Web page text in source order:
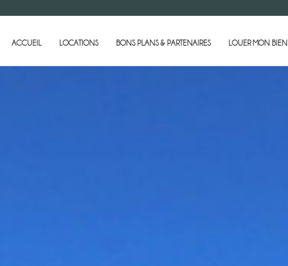
ACCUEIL LOCATIONS BONS PLANS & PARTENAIRES LOUER MON BIEN